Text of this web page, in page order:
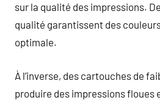
sur la qualité des impressions.
qualité garantissent des
optimale.
À l’inverse, des cartouches de
produire des impressions floues